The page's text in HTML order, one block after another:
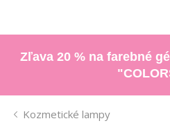
Zľava 20 % na farebné
Kozmetické lampy